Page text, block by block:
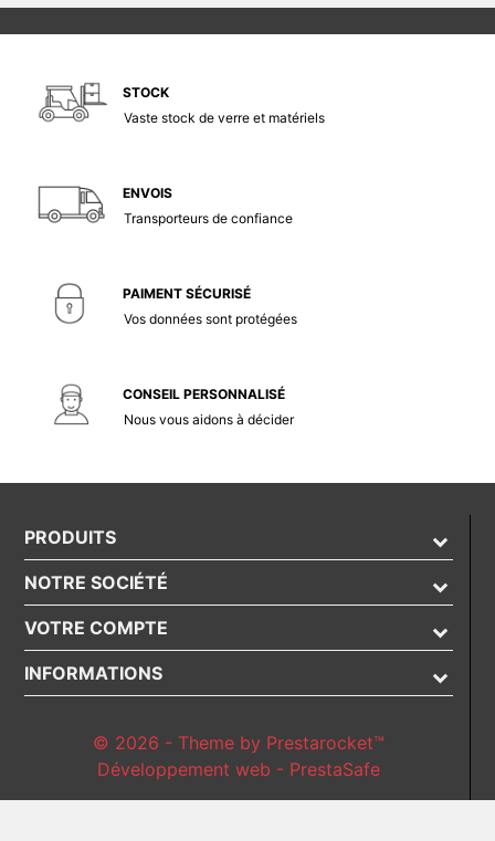
STOCK
Vaste stock de verre et matériels
ENVOIS
Transporteurs de confiance
PAIMENT SÉCURISÉ
Vos données sont protégées
CONSEIL PERSONNALISÉ
Nous vous aidons à décider
PRODUITS
NOTRE SOCIÉTÉ
VOTRE COMPTE
INFORMATIONS
© 2026 - Theme by Prestarocket™
Développement web - PrestaSafe